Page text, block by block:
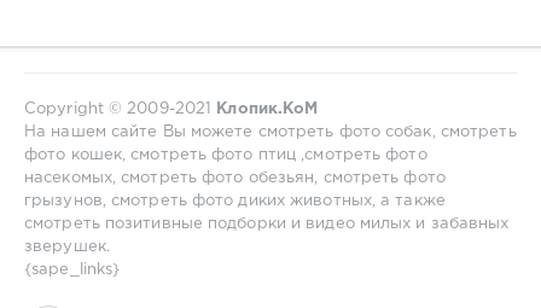
Copyright © 2009-2021
Клопик.КоМ
На нашем сайте Вы можете смотреть фото собак, смотреть
фото кошек, смотреть фото птиц ,смотреть фото
насекомых, смотреть фото обезьян, смотреть фото
грызунов, смотреть фото диких животных, а также
смотреть позитивные подборки и видео милых и забавных
зверушек.
{sape_links}